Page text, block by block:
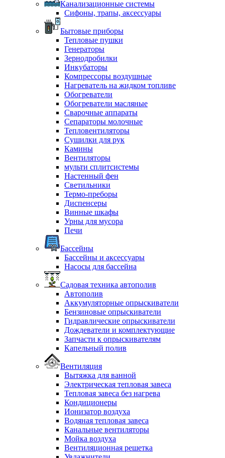
Канализационные системы
Сифоны, трапы, аксессуары
Бытовые приборы
Тепловые пушки
Генераторы
Зернодробилки
Инкубаторы
Компрессоры воздушные
Нагреватель на жидком топливе
Обогреватели
Обогреватели масляные
Сварочные аппараты
Сепараторы молочные
Тепловентиляторы
Сушилки для рук
Камины
Вентиляторы
мульти сплитсистемы
Настенный фен
Светильники
Термо-преборы
Диспенсеры
Винные шкафы
Урны для мусора
Печи
Бассейны
Бассейны и аксессуары
Насосы для бассейна
Садовая техника автополив
Автополив
Аккумуляторные опрыскиватели
Бензиновые опрыскиватели
Гидравлические опрыскиватели
Дождеватели и комплектующие
Запчасти к опрыскивателям
Капельный полив
Вентиляция
Вытяжка для ванной
Электрическая тепловая завеса
Тепловая завеса без нагрева
Кондиционеры
Ионизатор воздуха
Водяная тепловая завеса
Канальные вентиляторы
Мойка воздуха
Вентиляционная решетка